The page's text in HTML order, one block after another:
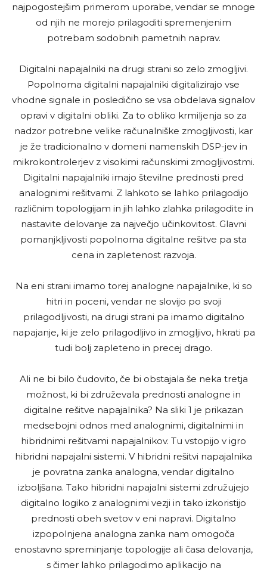
najpogostejšim primerom uporabe, vendar se mnoge
od njih ne morejo prilagoditi spremenjenim
potrebam sodobnih pametnih naprav.
Digitalni napajalniki na drugi strani so zelo zmogljivi.
Popolnoma digitalni napajalniki digitalizirajo vse
vhodne signale in posledično se vsa obdelava signalov
opravi v digitalni obliki. Za to obliko krmiljenja so za
nadzor potrebne velike računalniške zmogljivosti, kar
je že tradicionalno v domeni namenskih DSP-jev in
mikrokontrolerjev z visokimi računskimi zmogljivostmi.
Digitalni napajalniki imajo številne prednosti pred
analognimi rešitvami. Z lahkoto se lahko prilagodijo
različnim topologijam in jih lahko zlahka prilagodite in
nastavite delovanje za največjo učinkovitost. Glavni
pomanjkljivosti popolnoma digitalne rešitve pa sta
cena in zapletenost razvoja.
Na eni strani imamo torej analogne napajalnike, ki so
hitri in poceni, vendar ne slovijo po svoji
prilagodljivosti, na drugi strani pa imamo digitalno
napajanje, ki je zelo prilagodljivo in zmogljivo, hkrati pa
tudi bolj zapleteno in precej drago.
Ali ne bi bilo čudovito, če bi obstajala še neka tretja
možnost, ki bi združevala prednosti analogne in
digitalne rešitve napajalnika? Na sliki 1 je prikazan
medsebojni odnos med analognimi, digitalnimi in
hibridnimi rešitvami napajalnikov. Tu vstopijo v igro
hibridni napajalni sistemi. V hibridni rešitvi napajalnika
je povratna zanka analogna, vendar digitalno
izboljšana. Tako hibridni napajalni sistemi združujejo
digitalno logiko z analognimi vezji in tako izkoristijo
prednosti obeh svetov v eni napravi. Digitalno
izpopolnjena analogna zanka nam omogoča
enostavno spreminjanje topologije ali časa delovanja,
s čimer lahko prilagodimo aplikacijo na